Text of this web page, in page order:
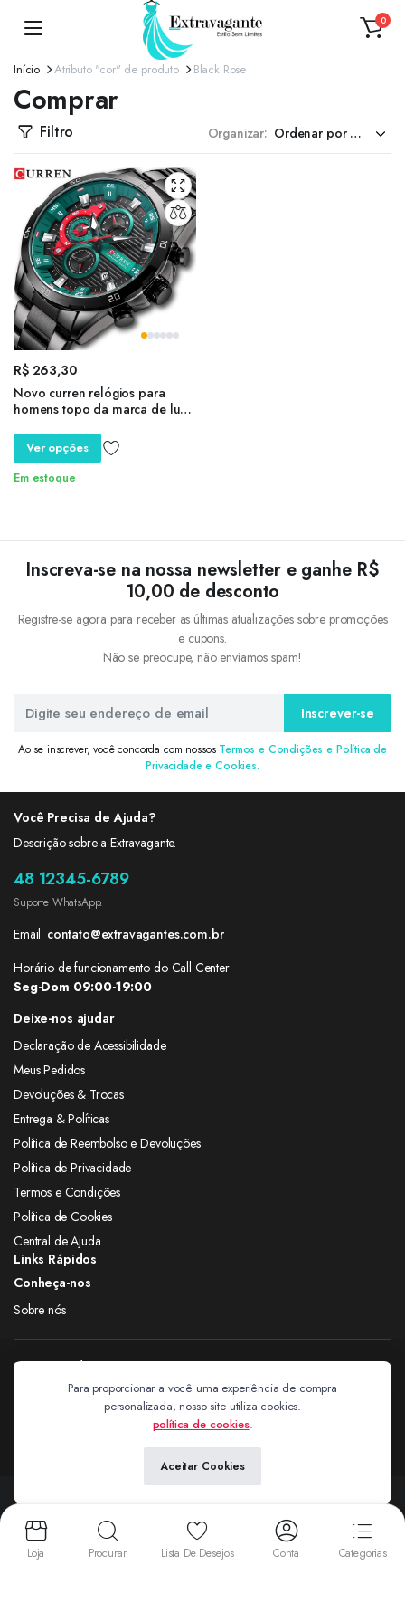
0
Início Atributo "cor" de produto Black Rose
Comprar
Filtro Organizar:
R$263,30
Novo curren relógios para
homens topo da marca de luxo
de pulso dos homens aço
inoxidável à prova dwaterproof
água esportes
Ver opções
Em estoque
Inscreva-se na nossa newsletter e ganhe R$
10,00 de desconto
Registre-se agora para receber as últimas atualizações sobre promoções
e cupons.
Não se preocupe, não enviamos spam!
Inscrever-se
Ao se inscrever, você concorda com nossos Termos e Condições e Política de
Privacidade e Cookies.
Você Precisa de Ajuda?
Descrição sobre a Extravagante.
48 12345-6789
Suporte WhatsApp.
Email: contato@extravagantes.com.br
Horário de funcionamento do Call Center
Seg-Dom 09:00-19:00
Deixe-nos ajudar
Declaração de Acessibilidade
Meus Pedidos
Devoluções & Trocas
Entrega & Políticas
Política de Reembolso e Devoluções
Política de Privacidade
Termos e Condições
Política de Cookies
Central de Ajuda
Links Rápidos
Conheça-nos
Sobre nós
Siga nas redes
Copyright 2024 © Extravagantes. Todos os direitos reservados. by
Aceitamos:
Para proporcionar a você uma experiência de compra
personalizada, nosso site utiliza cookies.
política de cookies.
Aceitar Cookies
Loja Procurar Lista De Desejos Conta Categorias